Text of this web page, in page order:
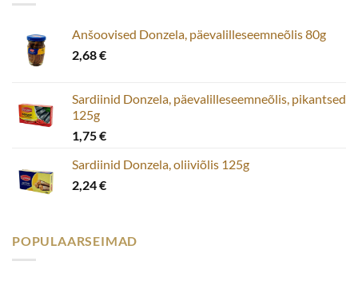
Anšoovised Donzela, päevalilleseemneõlis 80g
2,68€
Sardiinid Donzela, päevalilleseemneõlis, pikantsed
125g
1,75€
Sardiinid Donzela, oliiviõlis 125g
2,24€
POPULAARSEIMAD